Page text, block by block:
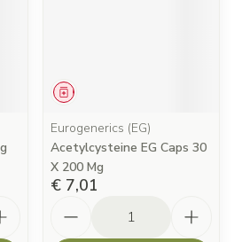
Geneesmiddel
Eurogenerics (EG)
Acetylcysteine EG Caps 30
X 200 Mg
€ 7,01